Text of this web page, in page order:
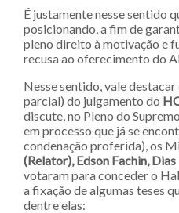
É justamente nesse sentido
posicionando, a fim de
pleno direito à motivação e
recusa ao oferecimento do
Nesse sentido, vale
parcial) do julgamento do
discute, no Pleno do
em processo que já se
condenação proferida), os
(Relator), Edson Fachin,
votaram para conceder o
a fixação de algumas teses
dentre elas: